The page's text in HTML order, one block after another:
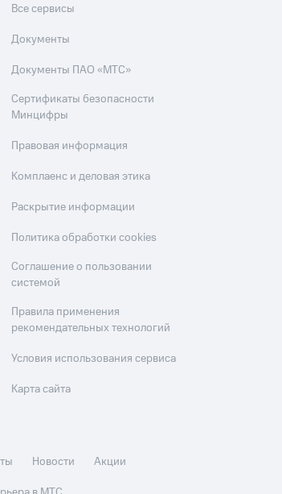
Все сервисы
Документы
Документы ПАО «МТС»
Сертификаты безопасности
Минцифры
Правовая информация
Комплаенс и деловая этика
Раскрытие информации
Политика обработки cookies
Соглашение о пользовании
системой
Правила применения
рекомендательных технологий
Условия использования сервиса
Карта сайта
Новости
Акции